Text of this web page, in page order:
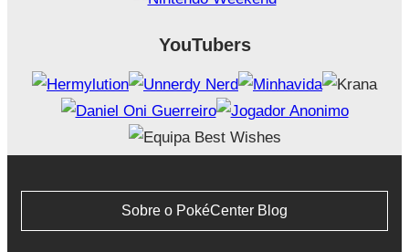
YouTubers
Sobre o PokéCenter Blog